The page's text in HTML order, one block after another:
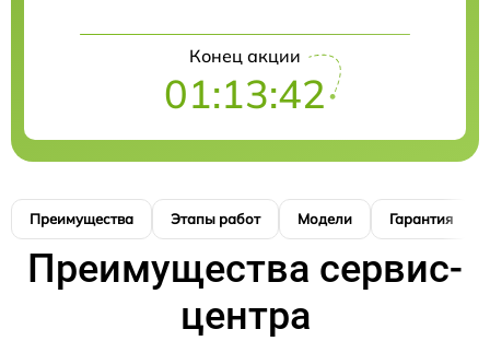
Конец акции
01:13:41
Преимущества Этапы работ Модели Гарантия
Преимущества сервис-
центра